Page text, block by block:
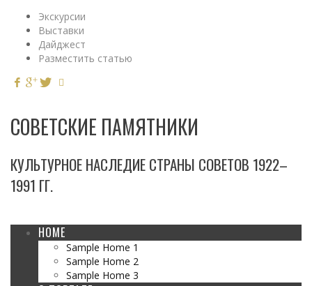
Экскурсии
Выставки
Дайджест
Разместить статью
СОВЕТСКИЕ ПАМЯТНИКИ
КУЛЬТУРНОЕ НАСЛЕДИЕ СТРАНЫ СОВЕТОВ 1922–
1991 ГГ.
HOME
Sample Home 1
Sample Home 2
Sample Home 3